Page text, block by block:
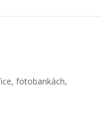
fotobankách,